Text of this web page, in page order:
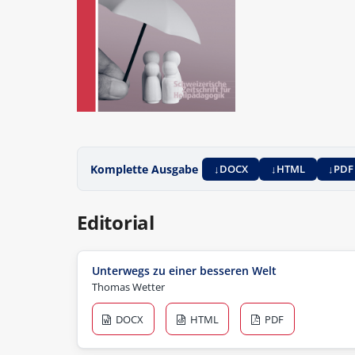
Komplette Ausgabe DOCX HTML PDF
Editorial
Unterwegs zu einer besseren Welt
Thomas Wetter
DOCX HTML PDF